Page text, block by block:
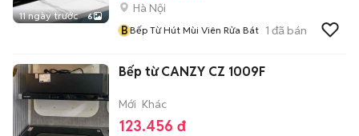
11 ngày trước 6
Hà Nội
BBếp Từ Hút Mùi Viên Rửa Bát 1 đã bán
Bếp từ CANZY CZ 1009F
Mới Khác
123.456 đ